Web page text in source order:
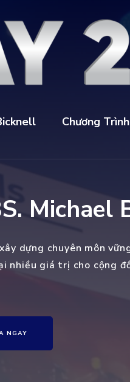
Chương Trình
Michael
dựng chuyên môn
nhiều giá trị cho cộng
NGAY